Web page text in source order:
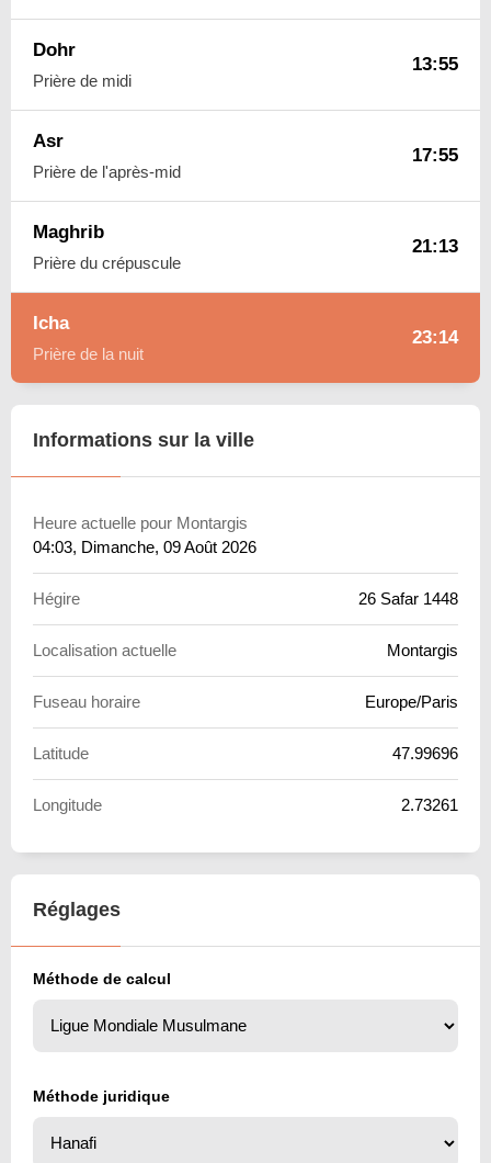
Dohr
Prière de midi
13:55
Asr
Prière de l'après-mid
17:55
Maghrib
Prière du crépuscule
21:13
Icha
Prière de la nuit
23:14
Informations sur la ville
Heure actuelle pour Montargis
04:03, Dimanche, 09 Août 2026
Hégire 26 Safar 1448
Localisation actuelle Montargis
Fuseau horaire Europe/Paris
Latitude 47.99696
Longitude 2.73261
Réglages
Méthode de calcul
Méthode juridique